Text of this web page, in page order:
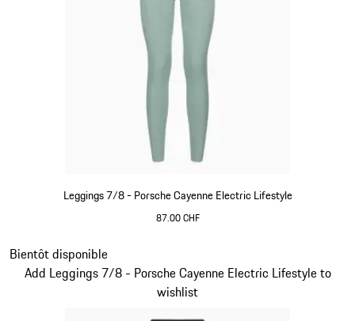
Leggings 7/8 - Porsche Cayenne Electric Lifestyle
87.00 CHF
Bientôt disponible
Add Leggings 7/8 - Porsche Cayenne Electric Lifestyle to
wishlist
Diapositive 6 sur 15